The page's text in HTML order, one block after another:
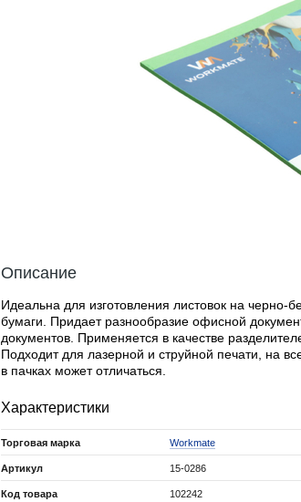
Описание
Идеальна для изготовления листовок на черно-
бумаги. Придает разнообразие офисной
документов. Применяется в качестве
Подходит для лазерной и струйной печати, на
в пачках может отличаться.
Характеристики
Торговая марка Workmate
Артикул 15-0286
Код товара 102242